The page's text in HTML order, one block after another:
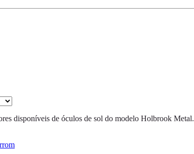
disponíveis de óculos de sol do modelo Holbrook Metal.